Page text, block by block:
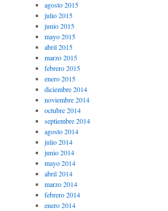
agosto 2015
julio 2015
junio 2015
mayo 2015
abril 2015
marzo 2015
febrero 2015
enero 2015
diciembre 2014
noviembre 2014
octubre 2014
septiembre 2014
agosto 2014
julio 2014
junio 2014
mayo 2014
abril 2014
marzo 2014
febrero 2014
enero 2014